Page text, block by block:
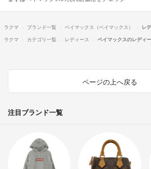
ラクマ ブランド一覧 ベイマックス（ベイマックス）
レ
ラクマ
カテゴリ一覧 レディース ベイマックスのレディ
ページの上へ戻る
注目ブランド一覧